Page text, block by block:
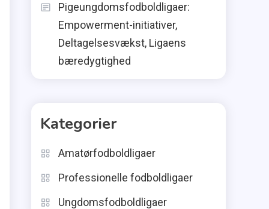
Pigeungdomsfodboldligaer:
Empowerment-initiativer,
Deltagelsesvækst, Ligaens
bæredygtighed
Kategorier
Amatørfodboldligaer
Professionelle fodboldligaer
Ungdomsfodboldligaer